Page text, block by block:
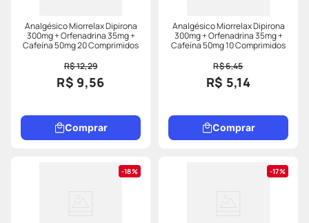
Analgésico Miorrelax Dipirona
300mg + Orfenadrina 35mg +
Cafeína 50mg 20 Comprimidos
R$ 12,29
R$ 9,56
Comprar
Analgésico Miorrelax Dipirona
300mg + Orfenadrina 35mg +
Cafeína 50mg 10 Comprimidos
R$ 6,45
R$ 5,14
Comprar
18% 17%